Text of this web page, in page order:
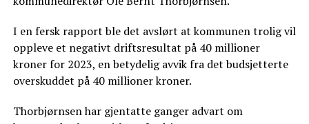
I en fersk rapport ble det avslørt at kommunen trolig vil
oppleve et negativt driftsresultat på 40 millioner
kroner for 2023, en betydelig avvik fra det budsjetterte
overskuddet på 40 millioner kroner.
Thorbjørnsen har gjentatte ganger advart om